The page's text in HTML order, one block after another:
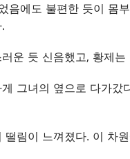
음에도 불편한 듯이 몸
운 듯 신음했고, 황제
그녀의 옆으로 다가
떨림이 느껴졌다. 이 차